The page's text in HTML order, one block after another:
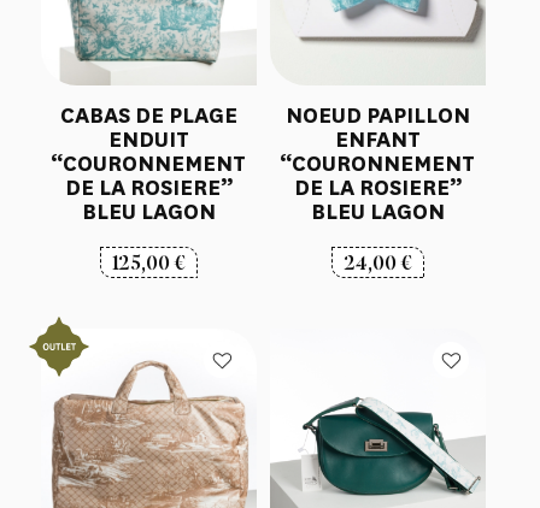
CABAS DE PLAGE
ENDUIT
“COURONNEMENT
DE LA ROSIERE”
BLEU LAGON
125,00€
NOEUD PAPILLON
ENFANT
“COURONNEMENT
DE LA ROSIERE”
BLEU LAGON
24,00€